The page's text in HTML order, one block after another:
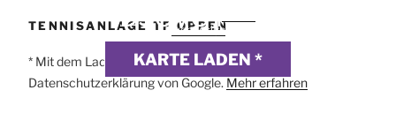
TENNISANLAGE TF OPPEN
DSGVO MAP
KARTE LADEN *
webdesign
* Mit dem Laden der Karte akzeptierst du die
Datenschutzerklärung von Google. Mehr erfahren